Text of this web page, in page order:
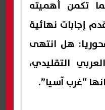
تكمن أهميته
إجابات نهائية
هل انتهى
التقليدي،
“غرب آسيا”.